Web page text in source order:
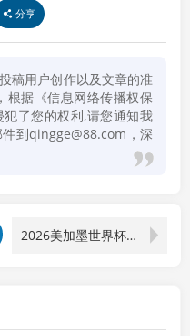
分享
稿用户创作以及文章的准
根据《信息网络传播权保
了您的权利,请您通知我
到qingge@88.com，深
2026美加墨世界杯官方宣传片